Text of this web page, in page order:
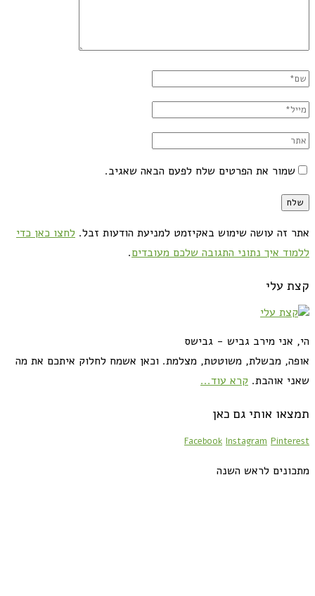
שמור את הפרטים שלח לפעם הבאה שאגיב.
אתר זה עושה שימוש באקיזמט למניעת הודעות זבל. לחצו כאן כדי
ללמוד איך נתוני התגובה שלכם מעובדים.
קצת עלי
הי, אני מירב גביש - גבישס
אופה, מבשלת, משוטטת, מצלמת. וכאן אשמח לחלוק איתכם את מה
שאני אוהבת. קרא עוד...
תמצאו אותי גם כאן
Facebook Instagram Pinterest
מתכונים לראש השנה